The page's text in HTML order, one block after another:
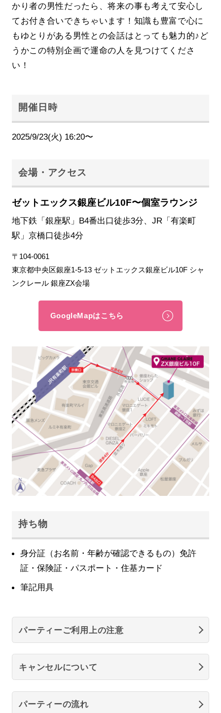
かり者の男性だったら、将来の事も考えて安心し
てお付き合いできちゃいます！知識も豊富で心に
もゆとりがある男性との会話はとっても魅力的♪ど
うかこの特別企画で運命の人を見つけてくださ
い！
開催日時
2025/9/23(火) 16:20〜
会場・アクセス
ゼットエックス銀座ビル10F〜個室ラウンジ
地下鉄「銀座駅」B4番出口徒歩3分、JR「有楽町
駅」京橋口徒歩4分
〒104-0061
東京都中央区銀座1-5-13 ゼットエックス銀座ビル10F シャ
ンクレール 銀座ZX会場
GoogleMapはこちら
持ち物
身分証（お名前・年齢が確認できるもの）免許
証・保険証・パスポート・住基カード
筆記用具
パーティーご利用上の注意
キャンセルについて
パーティーの流れ